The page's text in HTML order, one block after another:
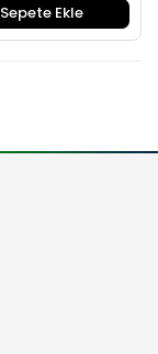
Sepete Ekle